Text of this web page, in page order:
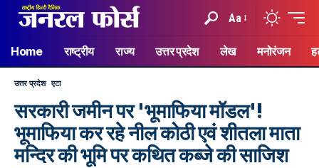
Aa
Home राष्ट्रीय राज्य उत्तर प्रदेश लेख मनोरंजन
उत्तर प्रदेश एटा
सरकारी जमीन पर 'भूमाफिया मॉडल'!
भूमाफिया कर रहे नील कोठी एवं शीतला माता
मन्दिर की भूमि पर कथित कब्जे की साजिश